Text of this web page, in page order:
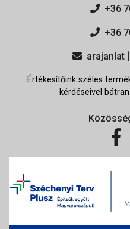
+36
+36
arajanlat
Értékesítőink széles
kérdéseivel